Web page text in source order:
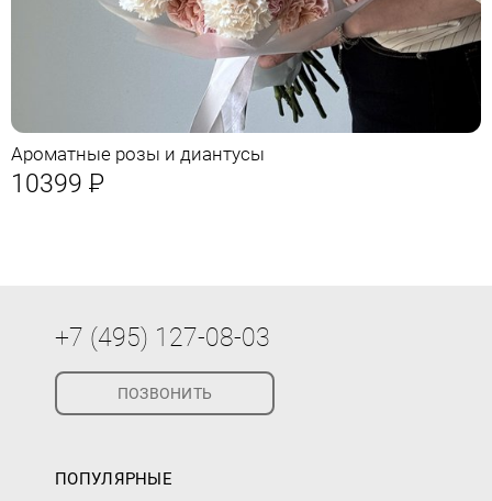
Ароматные розы и диантусы
10399 Р
+7 (495) 127-08-03
ПОЗВОНИТЬ
ПОПУЛЯРНЫЕ